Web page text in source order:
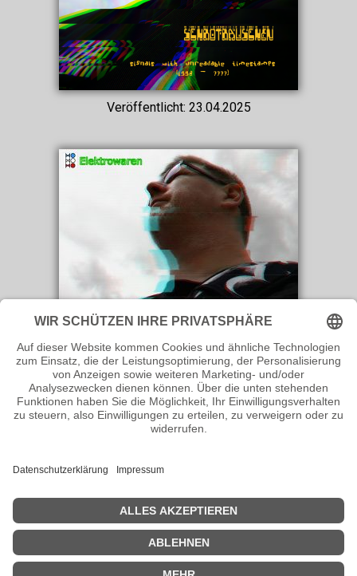
Veröffentlicht: 23.04.2025
Veröffentlicht: 15.04.2025
© 2026 Schwielowsee Records